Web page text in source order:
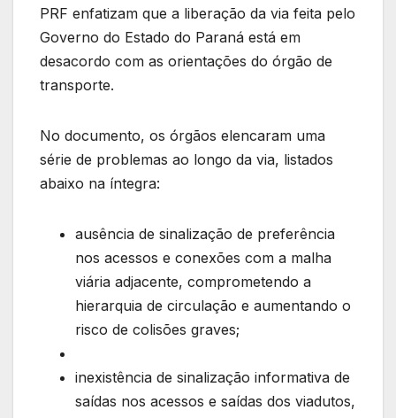
PRF enfatizam que a liberação da via feita pelo
Governo do Estado do Paraná está em
desacordo com as orientações do órgão de
transporte.
No documento, os órgãos elencaram uma
série de problemas ao longo da via, listados
abaixo na íntegra:
ausência de sinalização de preferência
nos acessos e conexões com a malha
viária adjacente, comprometendo a
hierarquia de circulação e aumentando o
risco de colisões graves;
inexistência de sinalização informativa de
saídas nos acessos e saídas dos viadutos,